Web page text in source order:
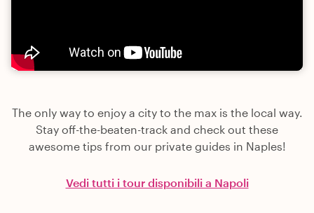
The only way to enjoy a city to the max is the local way.
Stay off-the-beaten-track and check out these
awesome tips from our private guides in Naples!
Vedi tutti i tour disponibili a Napoli